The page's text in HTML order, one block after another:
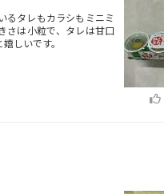
るタレもカラシもミニミ
さは小粒で、タレは甘口
しいです。